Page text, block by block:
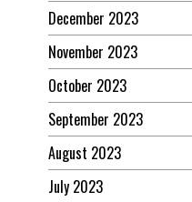
December 2023
November 2023
October 2023
September 2023
August 2023
July 2023